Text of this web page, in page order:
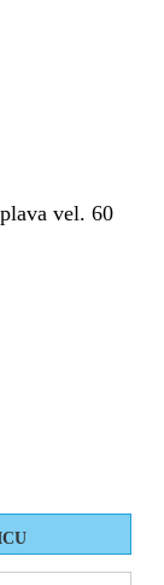
vel. 60